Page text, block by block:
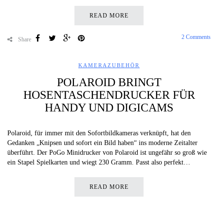
READ MORE
2 Comments
Share
KAMERAZUBEHÖR
POLAROID BRINGT
HOSENTASCHENDRUCKER FÜR
HANDY UND DIGICAMS
Polaroid, für immer mit den Sofortbildkameras verknüpft, hat den
Gedanken „Knipsen und sofort ein Bild haben“ ins moderne Zeitalter
überführt. Der PoGo Minidrucker von Polaroid ist ungefähr so groß wie
ein Stapel Spielkarten und wiegt 230 Gramm. Passt also perfekt…
READ MORE